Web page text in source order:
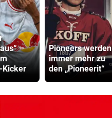
–
Kicker
Pioneers werden
immer mehr zu
den „Pioneerit“